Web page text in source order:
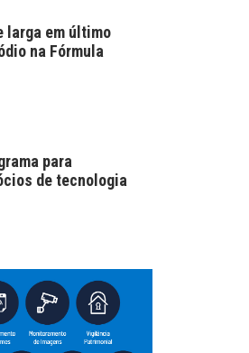
larga em último
na Fórmula
para
de tecnologia